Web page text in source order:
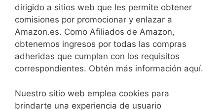
dirigido a sitios web que les permite obtener
comisiones por promocionar y enlazar a
Amazon.es. Como Afiliados de Amazon,
obtenemos ingresos por todas las compras
adheridas que cumplan con los requisitos
correspondientes. Obtén más información aquí.
Nuestro sitio web emplea cookies para
brindarte una experiencia de usuario